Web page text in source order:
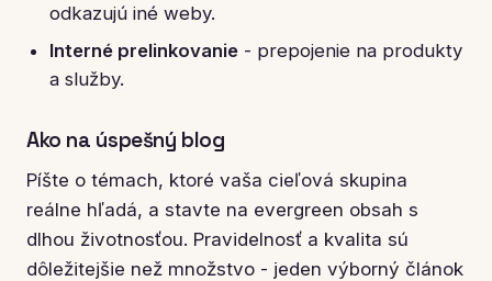
odkazujú iné weby.
Interné prelinkovanie- prepojenie na produkty
a služby.
Ako na úspešný blog
Píšte o témach, ktoré vaša cieľová skupina
reálne hľadá, a stavte na evergreen obsah s
dlhou životnosťou. Pravidelnosť a kvalita sú
dôležitejšie než množstvo - jeden výborný článok